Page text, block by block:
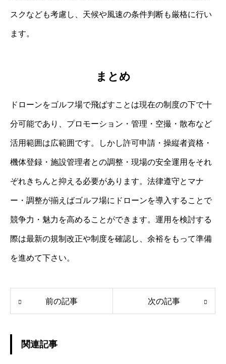
スクなども考慮し、天候や風速の条件判断も厳格に行い
ます。
まとめ
ドローンをゴルフ場で飛ばすことは現在の制度の下で十
分可能であり、プロモーション・管理・空撮・散布など
活用範囲は広範囲です。しかし許可申請・操縦者資格・
機体登録・施設管理者との調整・現場の安全運用をそれ
ぞれきちんと抑える必要があります。法律遵守とマナ
ー・調整が揃えばゴルフ場にドローンを導入することで
競争力・魅力を高めることができます。運用を検討する
際は最新の規制改正や制度を確認し、余裕をもって準備
を進めて下さい。
前の記事 次の記事
関連記事